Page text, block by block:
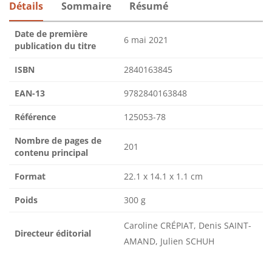
Détails Sommaire Résumé
Date de première
publication du titre
6 mai 2021
ISBN 2840163845
EAN-13 9782840163848
Référence 125053-78
Nombre de pages de
contenu principal
201
Format 22.1 x 14.1 x 1.1 cm
Poids 300 g
Directeur éditorial
Caroline CRÉPIAT, Denis SAINT-
AMAND, Julien SCHUH